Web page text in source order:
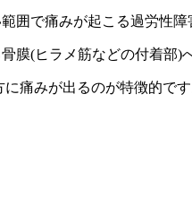
囲で痛みが起こる過労性
膜(ヒラメ筋などの付着部)
痛みが出るのが特徴的です